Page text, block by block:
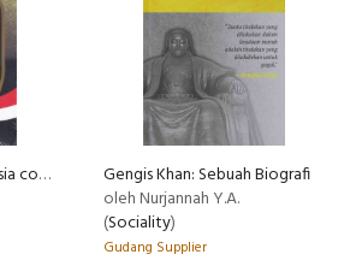
Hukum Dagang Indonesia cover baru
Gengis Khan: Sebuah Biografi
oleh Nurjannah Y.A.
(Sociality)
Gudang Supplier